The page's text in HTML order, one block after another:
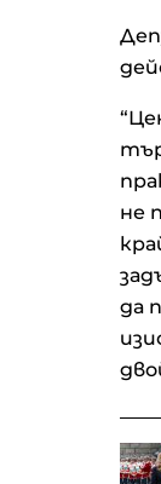
не
да